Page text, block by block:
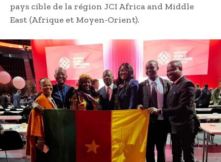
pays cible de la région JCI Africa and Middle
East (Afrique et Moyen-Orient).